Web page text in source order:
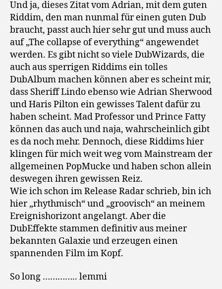
Und ja, dieses Zitat vom Adrian, mit dem guten
Riddim, den man nunmal für einen guten Dub
braucht, passt auch hier sehr gut und muss auch
auf „The collapse of everything“ angewendet
werden. Es gibt nicht so viele DubWizards, die
auch aus sperrigen Riddims ein tolles
DubAlbum machen können aber es scheint mir,
dass Sheriff Lindo ebenso wie Adrian Sherwood
und Haris Pilton ein gewisses Talent dafür zu
haben scheint. Mad Professor und Prince Fatty
können das auch und naja, wahrscheinlich gibt
es da noch mehr. Dennoch, diese Riddims hier
klingen für mich weit weg vom Mainstream der
allgemeinen PopMucke und haben schon allein
deswegen ihren gewissen Reiz.
Wie ich schon im Release Radar schrieb, bin ich
hier „rhythmisch“ und „groovisch“ an meinem
Ereignishorizont angelangt. Aber die
DubEffekte stammen definitiv aus meiner
bekannten Galaxie und erzeugen einen
spannenden Film im Kopf.
So long ………….. lemmi